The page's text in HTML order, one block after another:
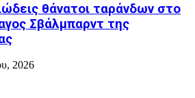
θάνατοι ταράνδων στο
Σβάλμπαρντ της
2026